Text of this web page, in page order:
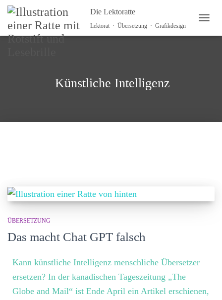
Die Lektoratte
Lektorat · Übersetzung · Grafikdesign
Künstliche Intelligenz
ÜBERSETZUNG
Das macht Chat GPT falsch
Kann künstliche Intelligenz menschliche Übersetzer
ersetzen? In der kanadischen Tageszeitung „The
Globe and Mail“ ist Ende April ein Artikel erschienen,